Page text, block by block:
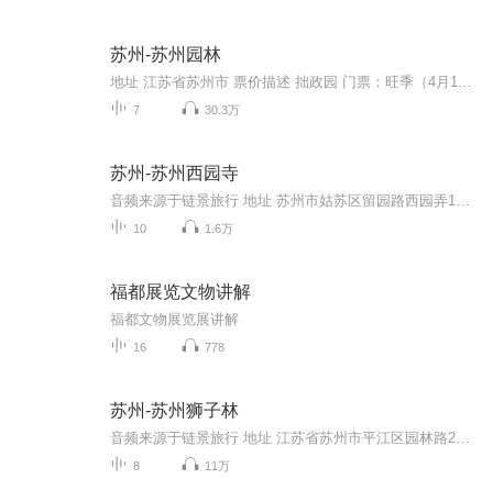
苏州-苏州园林
7 30.3万
苏州-苏州西园寺
10 1.6万
福都展览文物讲解
福都文物展览展讲解
16 778
苏州-苏州狮子林
8 11万